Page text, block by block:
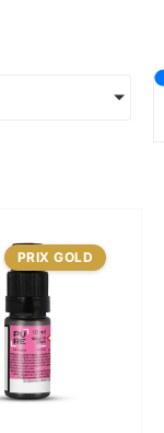
PRIX GOLD